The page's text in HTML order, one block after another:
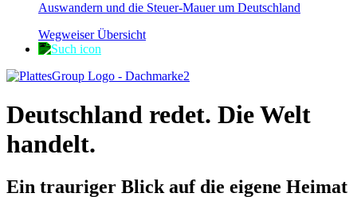
Auswandern und die Steuer-Mauer um Deutschland
Wegweiser Übersicht
Deutschland redet. Die Welt
handelt.
Ein trauriger Blick auf die eigene Heimat